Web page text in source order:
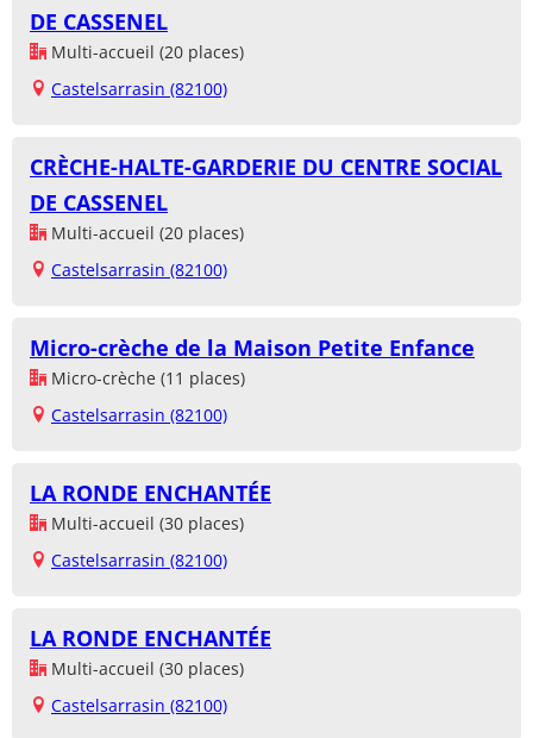
DE CASSENEL
Multi-accueil (20 places)
Castelsarrasin (82100)
CRÈCHE-HALTE-GARDERIE DU CENTRE SOCIAL
DE CASSENEL
Multi-accueil (20 places)
Castelsarrasin (82100)
Micro-crèche de la Maison Petite Enfance
Micro-crèche (11 places)
Castelsarrasin (82100)
LA RONDE ENCHANTÉE
Multi-accueil (30 places)
Castelsarrasin (82100)
LA RONDE ENCHANTÉE
Multi-accueil (30 places)
Castelsarrasin (82100)